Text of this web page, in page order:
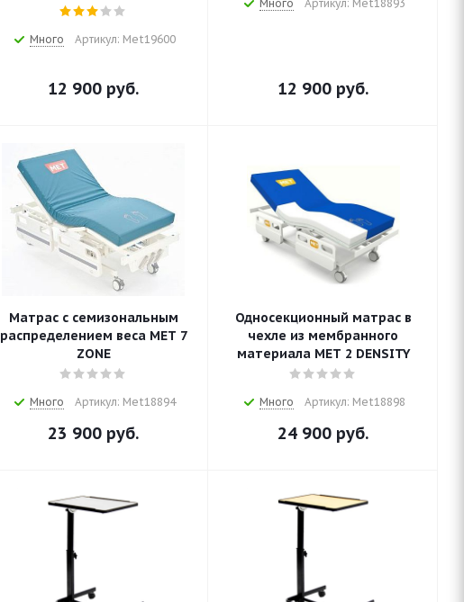
Много Артикул: Met19600
12 900 руб.
Много Артикул: Met18893
12 900 руб.
Матрас c семизональным
распределением веса MET 7
ZONE
Много Артикул: Met18894
23 900 руб.
Односекционный матрас в
чехле из мембранного
материала MET 2 DENSITY
Много Артикул: Met18898
24 900 руб.